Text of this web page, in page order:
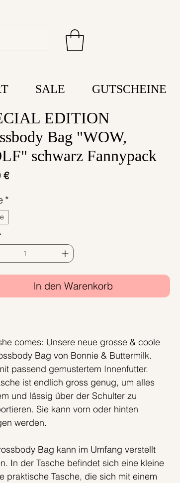
SALE GUTSCHEINE
EDITION
Bag "WOW,
schwarz Fannypack
€Preis
*
In den Warenkorb
comes: Unsere neue grosse & coole
Bag von Bonnie & Buttermilk.
passend gemustertem Innenfutter.
ist endlich gross genug, um alles
und lässig über der Schulter zu
Sie kann vorn oder hinten
werden.
Bag kann im Umfang verstellt
In der Tasche befindet sich eine kleine
praktische Tasche, die sich mit einem